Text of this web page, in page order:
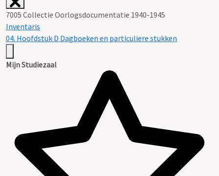
7005 Collectie Oorlogsdocumentatie 1940-1945
Inventaris
04. Hoofdstuk D Dagboeken en particuliere stukken
Mijn Studiezaal